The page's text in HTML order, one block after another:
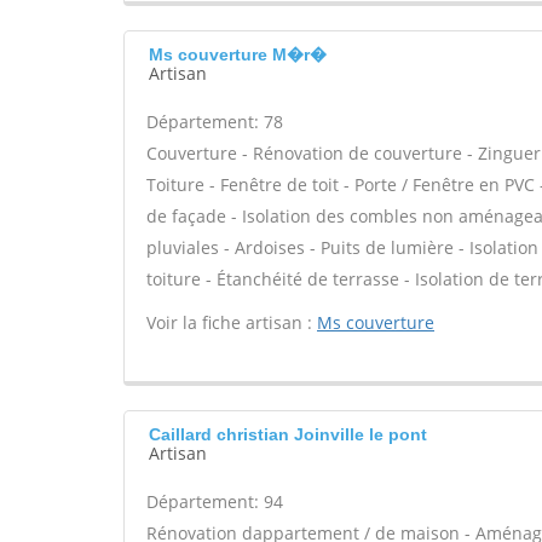
Ms couverture M�r�
Artisan
Département: 78
Couverture - Rénovation de couverture -
Toiture - Fenêtre de toit - Porte / Fenêtre en
de façade - Isolation des combles non
pluviales - Ardoises - Puits de lumière -
toiture - Étanchéité de terrasse - Isolation de
Voir la fiche artisan : Ms couverture
Caillard christian Joinville le pont
Artisan
Département: 94
Rénovation dappartement / de maison -